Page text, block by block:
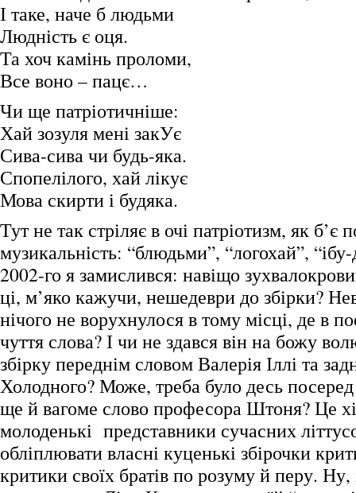
І таке, наче б людьми
Людність є оця.
Та хоч камінь проломи,
Все воно – пацє…
Чи ще патріотичніше:
Хай зозуля мені закУє
Сива-сива чи будь-яка.
Спопелілого, хай лікує
Мова скирти і будяка.
Тут не так стріляє в очі патріотизм, як б’є
музикальність: “блюдьми”, “логохай”,
2002-го я замислився: навіщо
ці, м’яко кажучи, нешедеври до збірки?
нічого не ворухнулося в тому місці, де в
чуття слова? І чи не здався він на божу
збірку переднім словом Валерія Іллі та
Холодного? Може, треба було десь
ще й вагоме слово професора Штоня? Це
молоденькі представники сучасних
обліплювати власні куценькі збірочки
критики своїх братів по розуму й перу. Ну,